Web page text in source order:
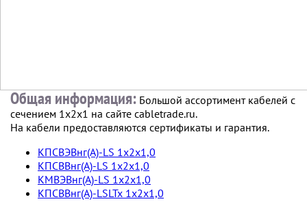
Общая информация: Большой ассортимент кабелей с
сечением 1х2х1 на сайте cabletrade.ru.
На кабели предоставляются сертификаты и гарантия.
КПСВЭВнг(А)-LS 1х2х1,0
КПСВВнг(А)-LS 1х2х1,0
КМВЭВнг(А)-LS 1х2х1,0
КПСВВнг(А)-LSLTx 1х2х1,0